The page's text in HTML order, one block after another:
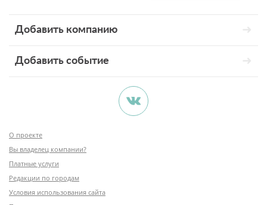
Добавить компанию
Добавить событие
О проекте
Вы владелец компании?
Платные услуги
Редакции по городам
Условия использования сайта